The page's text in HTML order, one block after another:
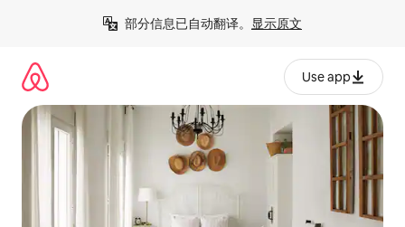
部分信息已自动翻译。 显示原文
Use app